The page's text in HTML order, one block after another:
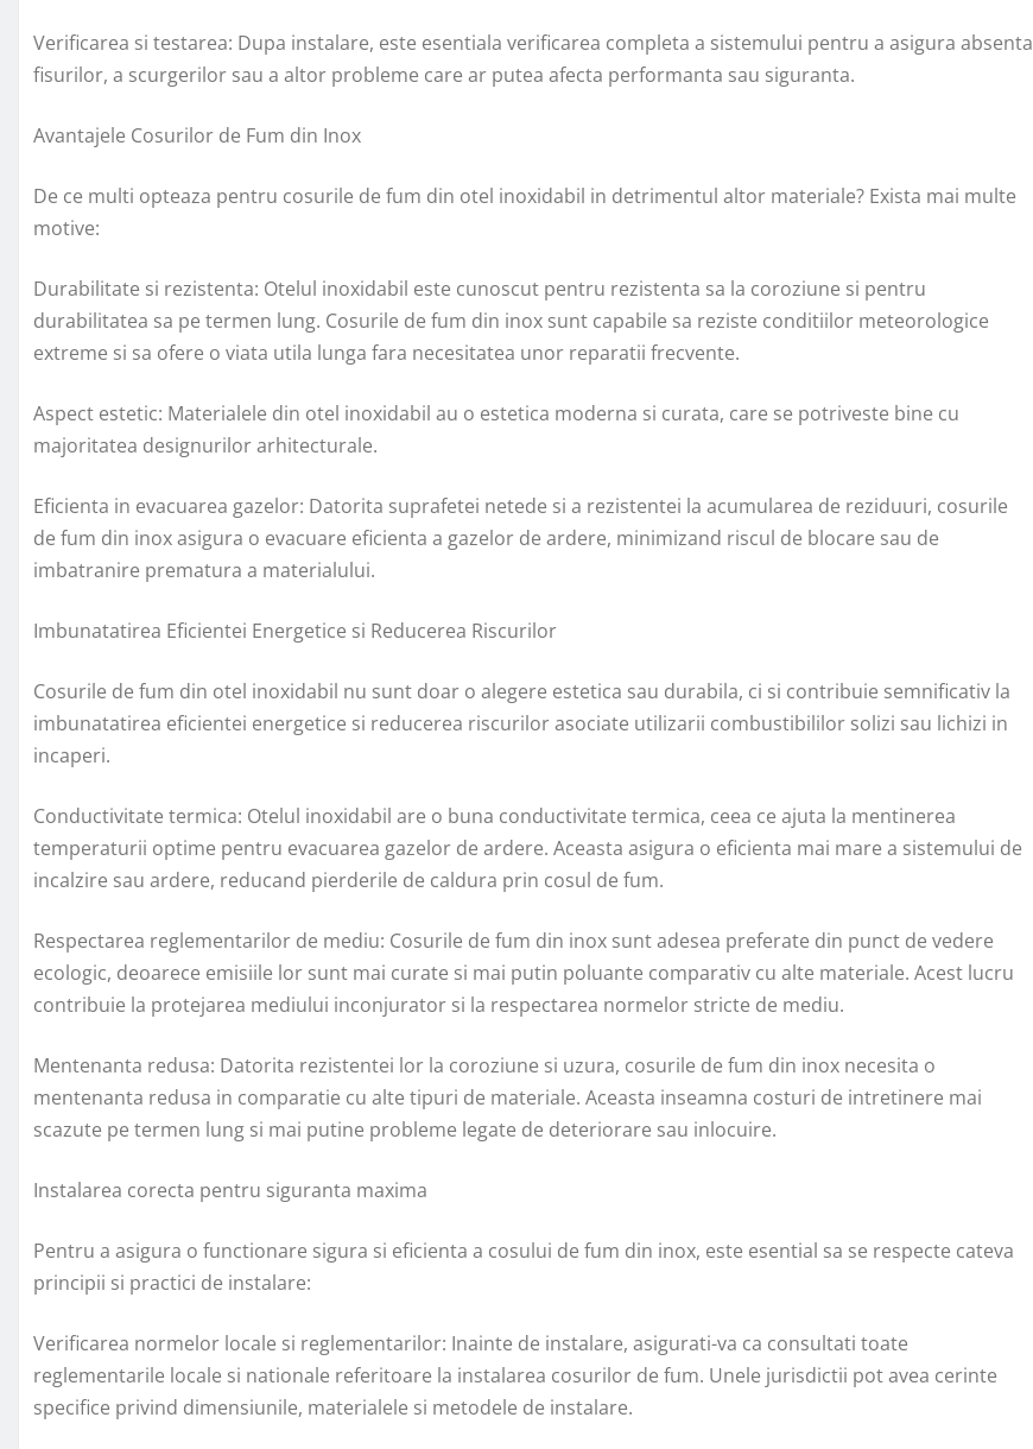
Verificarea si testarea: Dupa instalare, este esentiala verificarea completa a sistemului pentru a asigura absenta
fisurilor, a scurgerilor sau a altor probleme care ar putea afecta performanta sau siguranta.
Avantajele Cosurilor de Fum din Inox
De ce multi opteaza pentru cosurile de fum din otel inoxidabil in detrimentul altor materiale? Exista mai multe
motive:
Durabilitate si rezistenta: Otelul inoxidabil este cunoscut pentru rezistenta sa la coroziune si pentru
durabilitatea sa pe termen lung. Cosurile de fum din inox sunt capabile sa reziste conditiilor meteorologice
extreme si sa ofere o viata utila lunga fara necesitatea unor reparatii frecvente.
Aspect estetic: Materialele din otel inoxidabil au o estetica moderna si curata, care se potriveste bine cu
majoritatea designurilor arhitecturale.
Eficienta in evacuarea gazelor: Datorita suprafetei netede si a rezistentei la acumularea de reziduuri, cosurile
de fum din inox asigura o evacuare eficienta a gazelor de ardere, minimizand riscul de blocare sau de
imbatranire prematura a materialului.
Imbunatatirea Eficientei Energetice si Reducerea Riscurilor
Cosurile de fum din otel inoxidabil nu sunt doar o alegere estetica sau durabila, ci si contribuie semnificativ la
imbunatatirea eficientei energetice si reducerea riscurilor asociate utilizarii combustibililor solizi sau lichizi in
incaperi.
Conductivitate termica: Otelul inoxidabil are o buna conductivitate termica, ceea ce ajuta la mentinerea
temperaturii optime pentru evacuarea gazelor de ardere. Aceasta asigura o eficienta mai mare a sistemului de
incalzire sau ardere, reducand pierderile de caldura prin cosul de fum.
Respectarea reglementarilor de mediu: Cosurile de fum din inox sunt adesea preferate din punct de vedere
ecologic, deoarece emisiile lor sunt mai curate si mai putin poluante comparativ cu alte materiale. Acest lucru
contribuie la protejarea mediului inconjurator si la respectarea normelor stricte de mediu.
Mentenanta redusa: Datorita rezistentei lor la coroziune si uzura, cosurile de fum din inox necesita o
mentenanta redusa in comparatie cu alte tipuri de materiale. Aceasta inseamna costuri de intretinere mai
scazute pe termen lung si mai putine probleme legate de deteriorare sau inlocuire.
Instalarea corecta pentru siguranta maxima
Pentru a asigura o functionare sigura si eficienta a cosului de fum din inox, este esential sa se respecte cateva
principii si practici de instalare:
Verificarea normelor locale si reglementarilor: Inainte de instalare, asigurati-va ca consultati toate
reglementarile locale si nationale referitoare la instalarea cosurilor de fum. Unele jurisdictii pot avea cerinte
specifice privind dimensiunile, materialele si metodele de instalare.